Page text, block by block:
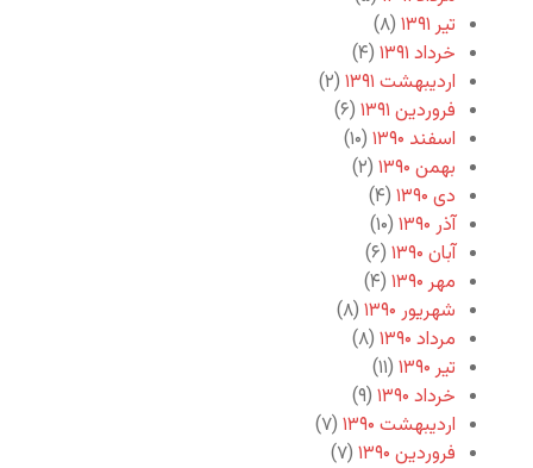
تیر ۱۳۹۱
(۸)
خرداد ۱۳۹۱
(۴)
اردیبهشت ۱۳۹۱
(۲)
فروردین ۱۳۹۱
(۶)
اسفند ۱۳۹۰
(۱۰)
بهمن ۱۳۹۰
(۲)
دی ۱۳۹۰
(۴)
آذر ۱۳۹۰
(۱۰)
آبان ۱۳۹۰
(۶)
مهر ۱۳۹۰
(۴)
شهریور ۱۳۹۰
(۸)
مرداد ۱۳۹۰
(۸)
تیر ۱۳۹۰
(۱۱)
خرداد ۱۳۹۰
(۹)
اردیبهشت ۱۳۹۰
(۷)
فروردین ۱۳۹۰
(۷)